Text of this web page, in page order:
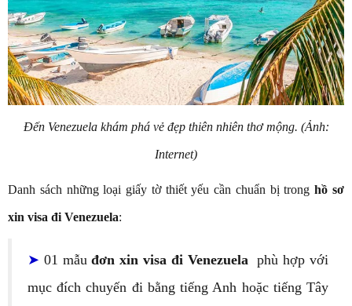
Đến Venezuela khám phá vẻ đẹp thiên nhiên thơ mộng. (Ảnh:
Internet)
Danh sách những loại giấy tờ thiết yếu cần chuẩn bị tronghồ sơ
xin visa đi Venezuela:
➤ 01 mẫuđơn xin visa đi Venezuelaphù hợp với
mục đích chuyến đi bằng tiếng Anh hoặc tiếng Tây